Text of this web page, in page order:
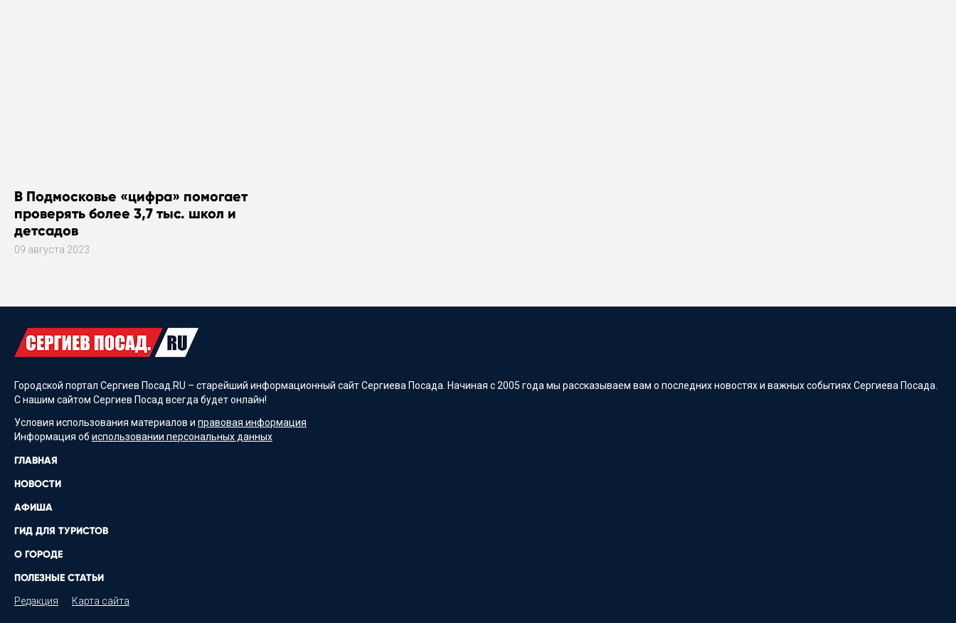
В Подмосковье «цифра» помогает
проверять более 3,7 тыс. школ и
детсадов
09 августа 2023
Городской портал Сергиев Посад.RU – старейший информационный сайт Сергиева Посада. Начиная с 2005 года мы рассказываем вам о последних новостях и важных событиях Сергиева Посада.
С нашим сайтом Сергиев Посад всегда будет онлайн!
Условия использования материалов и правовая информация
Информация об использовании персональных данных
ГЛАВНАЯ
НОВОСТИ
АФИША
ГИД ДЛЯ ТУРИСТОВ
О ГОРОДЕ
ПОЛЕЗНЫЕ СТАТЬИ
Редакция Карта сайта